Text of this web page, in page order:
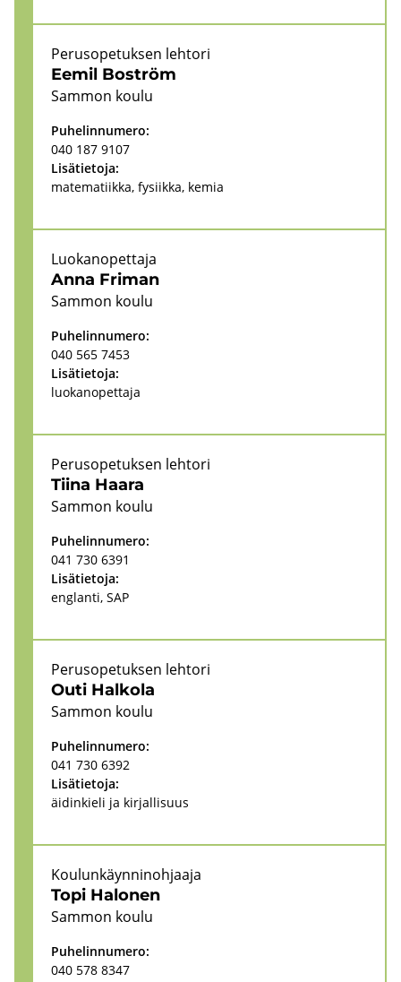
Eemil Bo­ström
Pe­rus­o­pe­tuk­sen leh­to­ri
Sam­mon koulu
Pu­he­lin­nu­me­ro:
040 187 9107
Li­sä­tie­to­ja:
ma­te­ma­tiik­ka, fy­siik­ka, kemia
Anna Fri­man
Luo­kan­opet­ta­ja
Sam­mon koulu
Pu­he­lin­nu­me­ro:
040 565 7453
Li­sä­tie­to­ja:
luo­kan­opet­ta­ja
Tiina Haara
Pe­rus­o­pe­tuk­sen leh­to­ri
Sam­mon koulu
Pu­he­lin­nu­me­ro:
041 730 6391
Li­sä­tie­to­ja:
englan­ti, SAP
Outi Hal­ko­la
Pe­rus­o­pe­tuk­sen leh­to­ri
Sam­mon koulu
Pu­he­lin­nu­me­ro:
041 730 6392
Li­sä­tie­to­ja:
äi­din­kie­li ja kir­jal­li­suus
Topi Ha­lo­nen
Kou­lun­käyn­ni­noh­jaa­ja
Sam­mon koulu
Pu­he­lin­nu­me­ro:
040 578 8347